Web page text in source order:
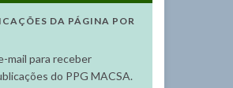
DA PÁGINA POR
mail para receber
do PPG MACSA.